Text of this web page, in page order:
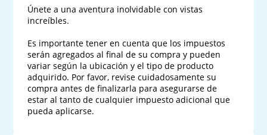
Únete a una aventura inolvidable con vistas
increíbles.
Es importante tener en cuenta que los impuestos
serán agregados al final de su compra y pueden
variar según la ubicación y el tipo de producto
adquirido. Por favor, revise cuidadosamente su
compra antes de finalizarla para asegurarse de
estar al tanto de cualquier impuesto adicional que